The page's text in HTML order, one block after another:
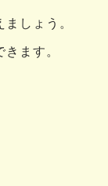
しょう。
ます。